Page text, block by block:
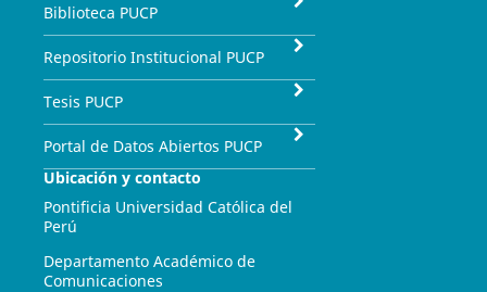
Biblioteca PUCP
Repositorio Institucional PUCP
Tesis PUCP
Portal de Datos Abiertos PUCP
Ubicación y contacto
Pontificia Universidad Católica del
Perú
Departamento Académico de
Comunicaciones